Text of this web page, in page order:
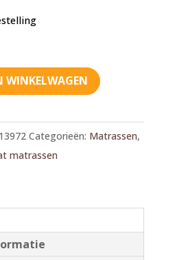
WINKELWAGEN
Categorieën: Matrassen,
matrassen